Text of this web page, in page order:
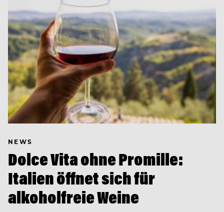
NEWS
Dolce Vita ohne Promille:
Italien öffnet sich für
alkoholfreie Weine